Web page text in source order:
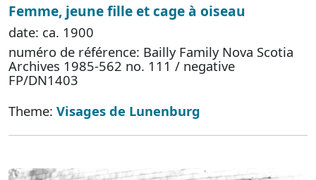
Femme, jeune fille et cage à oiseau
date: ca. 1900
numéro de référence: Bailly Family Nova Scotia
Archives 1985-562 no. 111 / negative
FP/DN1403
Theme: Visages de Lunenburg